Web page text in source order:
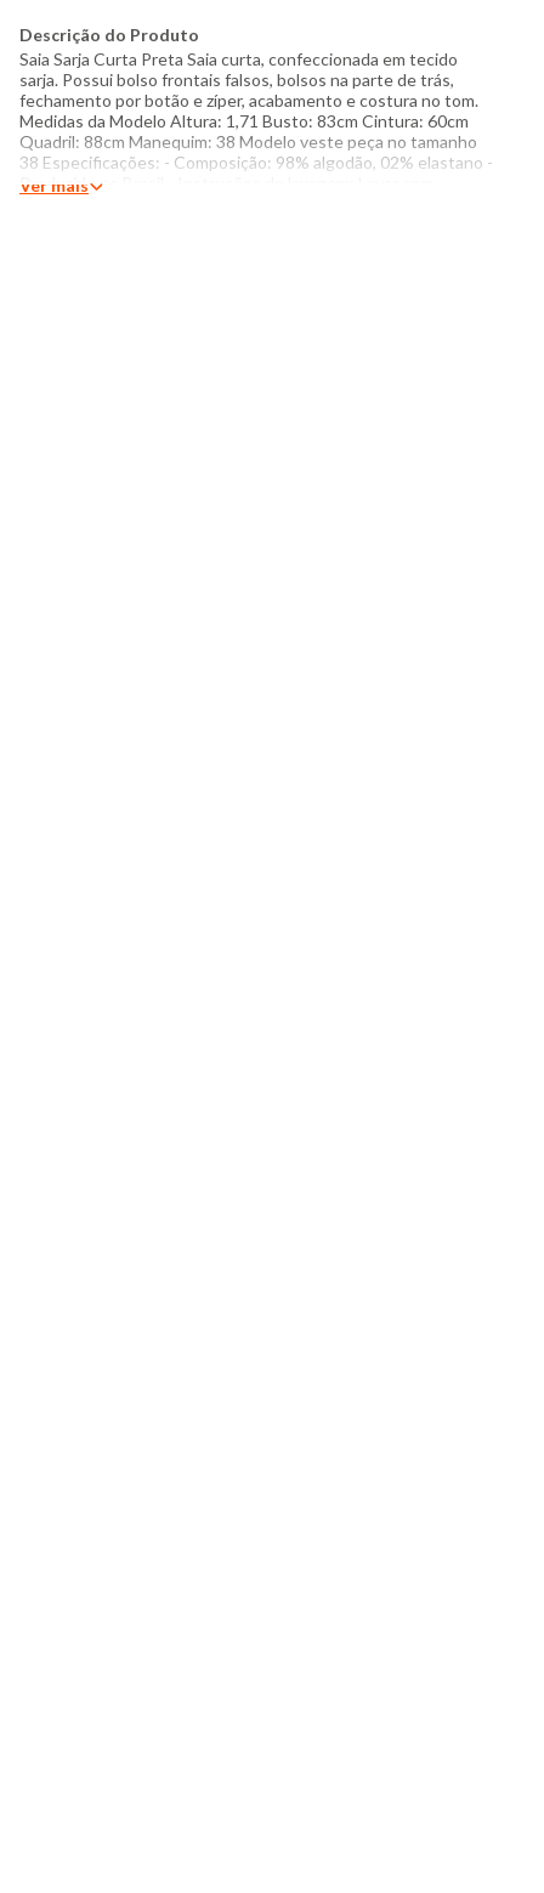
Descrição do Produto
Saia Sarja Curta Preta Saia curta, confeccionada em tecido
sarja. Possui bolso frontais falsos, bolsos na parte de trás,
fechamento por botão e zíper, acabamento e costura no tom.
Medidas da Modelo Altura: 1,71 Busto: 83cm Cintura: 60cm
Quadril: 88cm Manequim: 38 Modelo veste peça no tamanho
38 Especificações: - Composição: 98% algodão, 02% elastano -
Produzido no Brasil - Instruções de lavagem: Lavar com
Ver mais